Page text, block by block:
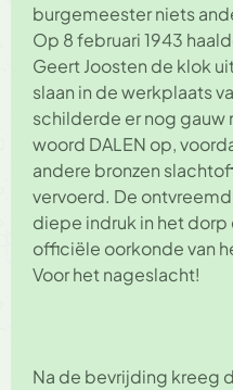
burgemeester niets
Op 8 februari 1943
Geert Joosten de klok
slaan in de werkplaats
schilderde er nog
woord DALEN op,
andere bronzen
vervoerd. De
diepe indruk in het dorp
officiële oorkonde van
Voor het nageslacht!
Na de bevrijding kreeg